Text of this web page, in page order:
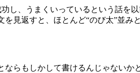
し、うまくいっているという話を
見返すと、ほとんど“のび太”並
ならもしかして書けるんじゃない